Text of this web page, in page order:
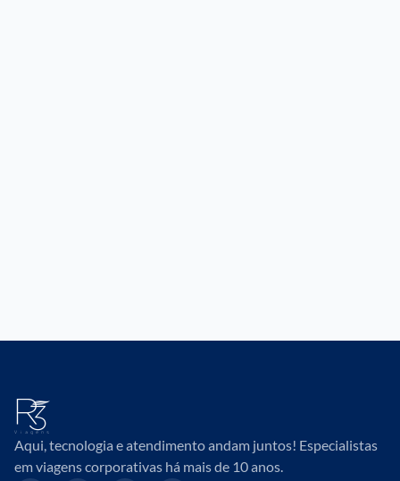
Aqui, tecnologia e atendimento andam juntos! Especialistas
em viagens corporativas há mais de 10 anos.